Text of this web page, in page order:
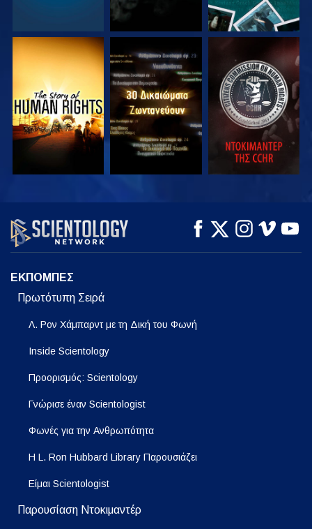
ΠΑΡΑΚΟΛΟΥΘΗΣΤΕ ΠΑΡΑΚΟΛΟΥΘΗΣΤΕ ΠΑΡΑΚΟΛΟΥΘΗΣΤΕ
ΠΑΡΑΚΟΛΟΥΘΗΣΤΕ ΠΑΡΑΚΟΛΟΥΘΗΣΤΕ
ΕΞΕΡΕΥΝΗΣΤΕ ΤΗ
ΣΕΙΡΑ
ΕΚΠΟΜΠΕΣ
Πρωτότυπη Σειρά
Λ. Ρον Χάμπαρντ με τη Δική του Φωνή
Inside Scientology
Προορισμός: Scientology
Γνώρισε έναν Scientologist
Φωνές για την Ανθρωπότητα
Η L. Ron Hubbard Library Παρουσιάζει
Είμαι Scientologist
Παρουσίαση Ντοκιμαντέρ